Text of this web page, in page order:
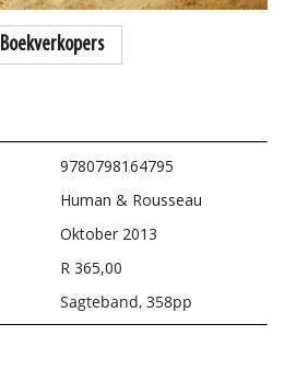
Boekverkopers
9780798164795
Human & Rousseau
Oktober 2013
R 365,00
Sagteband, 358pp